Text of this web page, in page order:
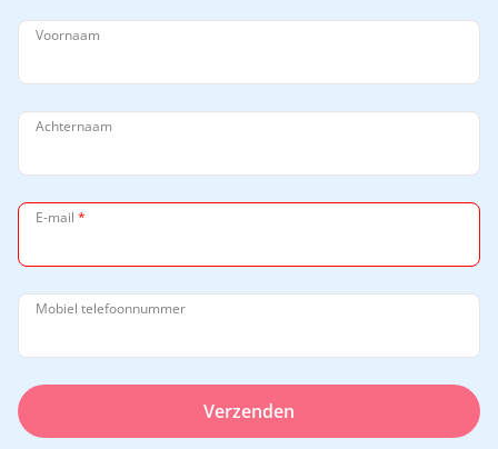
Voornaam
Achternaam
E-mail *
Mobiel telefoonnummer
Verzenden